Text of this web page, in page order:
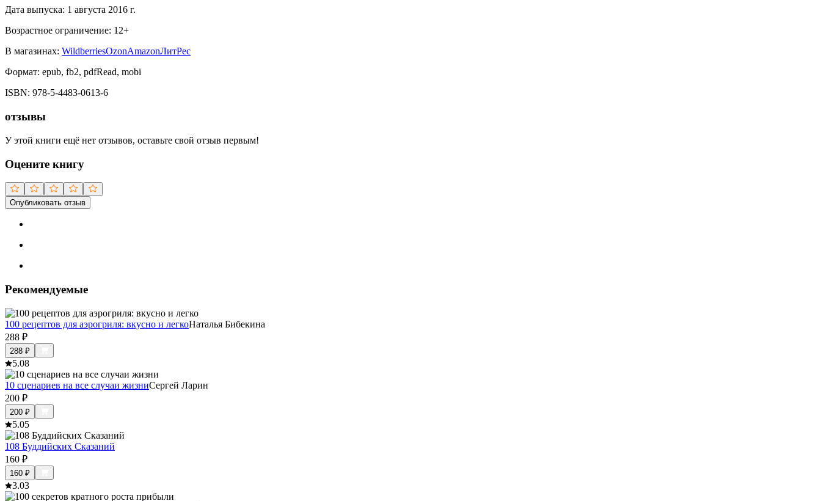
Дата выпуска: 1 августа 2016 г.
Возрастное ограничение: 12+
В магазинах: WildberriesOzonAmazonЛитРес
Формат: epub, fb2, pdfRead, mobi
ISBN: 978-5-4483-0613-6
отзывы
У этой книги ещё нет отзывов, оставьте свой отзыв первым!
Оцените книгу
Опубликовать отзыв
Рекомендуемые
100 рецептов для аэрогриля: вкусно и легкоНаталья Бибекина
288 ₽
288 ₽
5.08
10 сценариев на все случаи жизниСергей Ларин
200 ₽
200 ₽
5.05
108 Буддийских Сказаний
160 ₽
160 ₽
3.03